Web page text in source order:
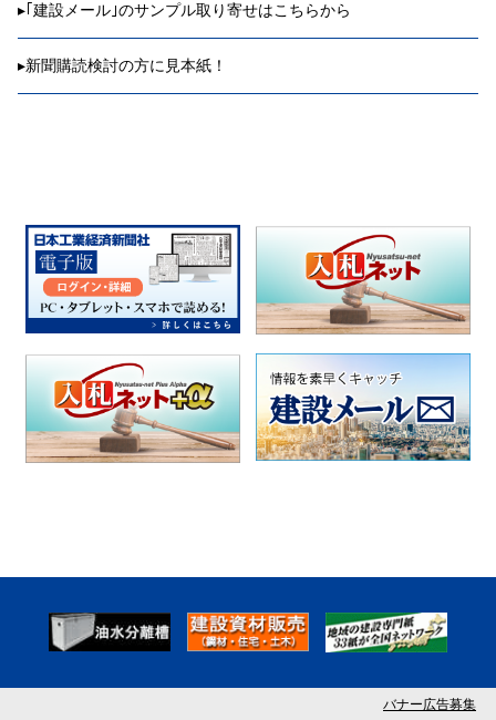
▸｢建設メール｣のサンプル取り寄せはこちらから
▸新聞購読検討の方に見本紙！
バナー広告募集